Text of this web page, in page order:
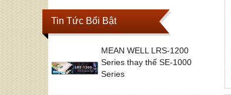
Tin Tức Bổi Bật
MEAN WELL LRS-1200
Series thay thế SE-1000
Series